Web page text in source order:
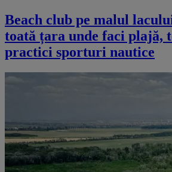
Beach club pe malul
toată țara unde faci plajă,
practici sporturi nautice